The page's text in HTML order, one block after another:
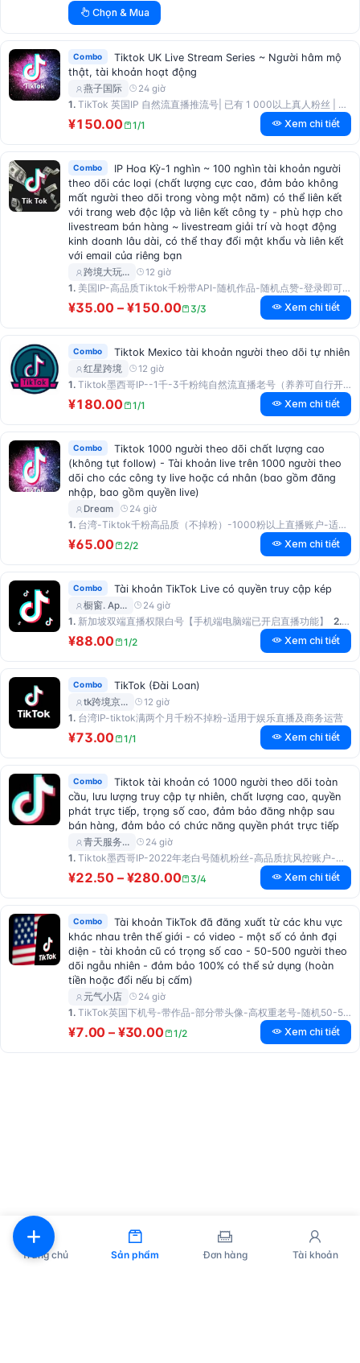
Chọn & Mua
Combo
Tiktok UK Live Stream Series ~ Người hâm mộ
thật, tài khoản hoạt động
燕子国际 24 giờ
1. TikTok 英国IP 自然流直播推流号| 已有 1 000以上真人粉丝 | 已有多个视频，大量点赞和播放 l 适用各类直播及商务账号（可换绑邮箱及手机号）
¥150.00 1/1 Xem chi tiết
Combo
IP Hoa Kỳ-1 nghìn ~ 100 nghìn tài khoản người
theo dõi các loại (chất lượng cực cao, đảm bảo không
mất người theo dõi trong vòng một năm) có thể liên kết
với trang web độc lập và liên kết công ty - phù hợp cho
livestream bán hàng ~ livestream giải trí và hoạt động
kinh doanh lâu dài, có thể thay đổi mật khẩu và liên kết
với email của riêng bạn
跨境大玩… 12 giờ
1. 美国IP-高品质Tiktok千粉带API-随机作品-随机点赞-登录即可开播～如有封禁包退包换，有问题可联系商家第一时间回复处理售后三天 …
¥35.00 – ¥150.00 3/3 Xem chi tiết
Combo Tiktok Mexico tài khoản người theo dõi tự nhiên
红星跨境 12 giờ
1. Tiktok墨西哥IP--1千-3千粉纯自然流直播老号（养养可自行开橱窗，此产品不包开橱窗）---适用于直播商务运营--包登陆售后无忧
¥180.00 1/1 Xem chi tiết
Combo
Tiktok 1000 người theo dõi chất lượng cao
(không tụt follow) - Tài khoản live trên 1000 người theo
dõi cho các công ty live hoặc cá nhân (bao gồm đăng
nhập, bao gồm quyền live)
Dream 24 giờ
1. 台湾-Tiktok千粉高品质（不掉粉）-1000粉以上直播账户-适用于商务运营起号，各类直播公司或个人 …
¥65.00 2/2 Xem chi tiết
Combo Tài khoản TikTok Live có quyền truy cập kép
橱窗. Ap… 24 giờ
1. 新加坡双端直播权限白号【手机端电脑端已开启直播功能】 2.韩
¥88.00 1/2 Xem chi tiết
Combo TikTok (Đài Loan)
tk跨境京… 12 giờ
1. 台湾IP-tiktok满两个月千粉不掉粉-适用于娱乐直播及商务运营
¥73.00 1/1 Xem chi tiết
Combo
Tiktok tài khoản có 1000 người theo dõi toàn
cầu, lưu lượng truy cập tự nhiên, chất lượng cao, quyền
phát trực tiếp, trọng số cao, đảm bảo đăng nhập sau
bán hàng, đảm bảo có chức năng quyền phát trực tiếp
青天服务… 24 giờ
1. Tiktok墨西哥IP-2022年老白号随机粉丝-高品质抗风控账户-适用于起号及商务运营-售后3天如有封禁包补 …
¥22.50 – ¥280.00 3/4 Xem chi tiết
Combo
Tài khoản TikTok đã đăng xuất từ các khu vực
khác nhau trên thế giới - có video - một số có ảnh đại
diện - tài khoản cũ có trọng số cao - 50-500 người theo
dõi ngẫu nhiên - đảm bảo 100% có thể sử dụng (hoàn
tiền hoặc đổi nếu bị cấm)
元气小店 24 giờ
1. TikTok英国下机号-带作品-部分带头像-高权重老号-随机50-500粉丝-百分百可用（如有封禁包退换）
¥7.00 – ¥30.00 1/2 Xem chi tiết
Trang chủ Sản phẩm Đơn hàng Tài khoản